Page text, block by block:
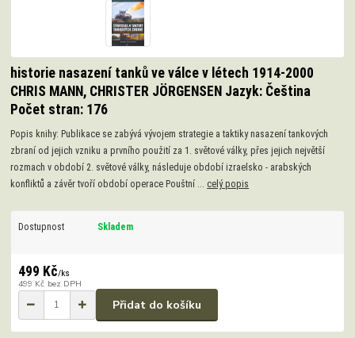
historie nasazení tanků ve válce v létech 1914-2000
CHRIS MANN, CHRISTER JÖRGENSEN Jazyk: Čeština
Počet stran: 176
Popis knihy: Publikace se zabývá vývojem strategie a taktiky nasazení tankových
zbraní od jejich vzniku a prvního použití za 1. světové války, přes jejich největší
rozmach v období 2. světové války, následuje období izraelsko - arabských
konfliktů a závěr tvoří období operace Pouštní ... celý popis
Dostupnost Skladem
499 Kč/ks
499 Kč bez DPH
Přidat do košíku